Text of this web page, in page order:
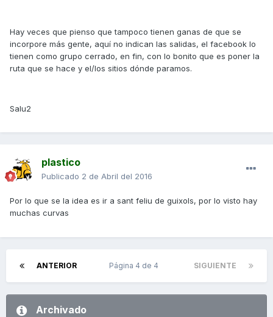
Hay veces que pienso que tampoco tienen ganas de que se
incorpore más gente, aquí no indican las salidas, el facebook lo
tienen como grupo cerrado, en fin, con lo bonito que es poner la
ruta que se hace y el/los sitios dónde paramos.
Salu2
plastico
Publicado 2 de Abril del 2016
Por lo que se la idea es ir a sant feliu de guixols, por lo visto hay
muchas curvas
ANTERIOR SIGUIENTE
Página 4 de 4
Archivado